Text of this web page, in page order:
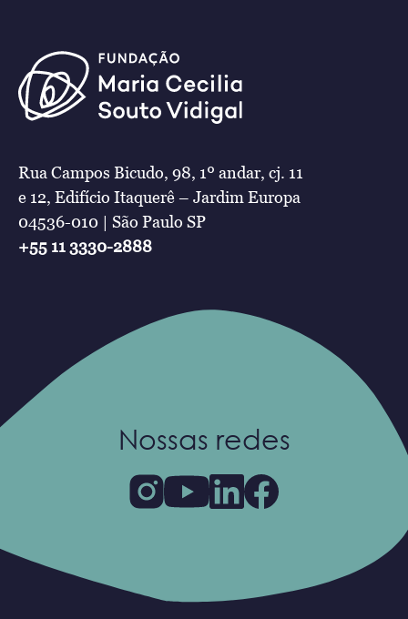
Rua Campos Bicudo, 98, 1º andar, cj. 11
e 12, Edifício Itaquerê – Jardim Europa
04536-010 | São Paulo SP
+55 11 3330-2888
Nossas redes